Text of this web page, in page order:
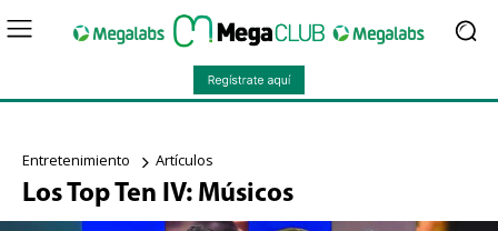
Entretenimiento Artículos
Los Top Ten IV: Músicos